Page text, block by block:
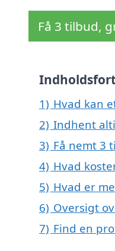
Få 3 tilbud,
1) Hvad kan
2) Indhent
3) Få nemt 3
4) Hvad
5) Hvad er
6) Oversigt
7) Find en